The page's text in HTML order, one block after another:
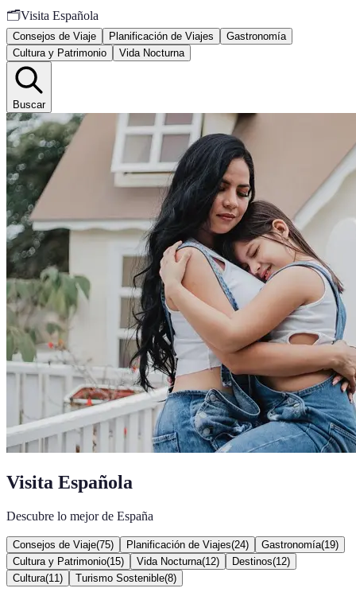
🗂️Visita Española
Consejos de Viaje Planificación de Viajes
Gastronomía
Cultura y Patrimonio
Vida Nocturna
Buscar
Visita Española
Descubre lo mejor de España
Consejos de Viaje(75) Planificación de Viajes(24) Gastronomía(19)
Cultura y Patrimonio(15) Vida Nocturna(12) Destinos(12)
Cultura(11 ) Turismo Sostenible(8)